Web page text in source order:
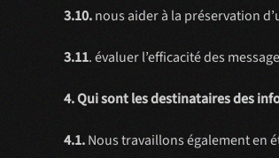
3.10.nous aider à la préservation
3.11. évaluer l’efficacité des
4. Qui sont les destinataires des
4.1.Nous travaillons également en